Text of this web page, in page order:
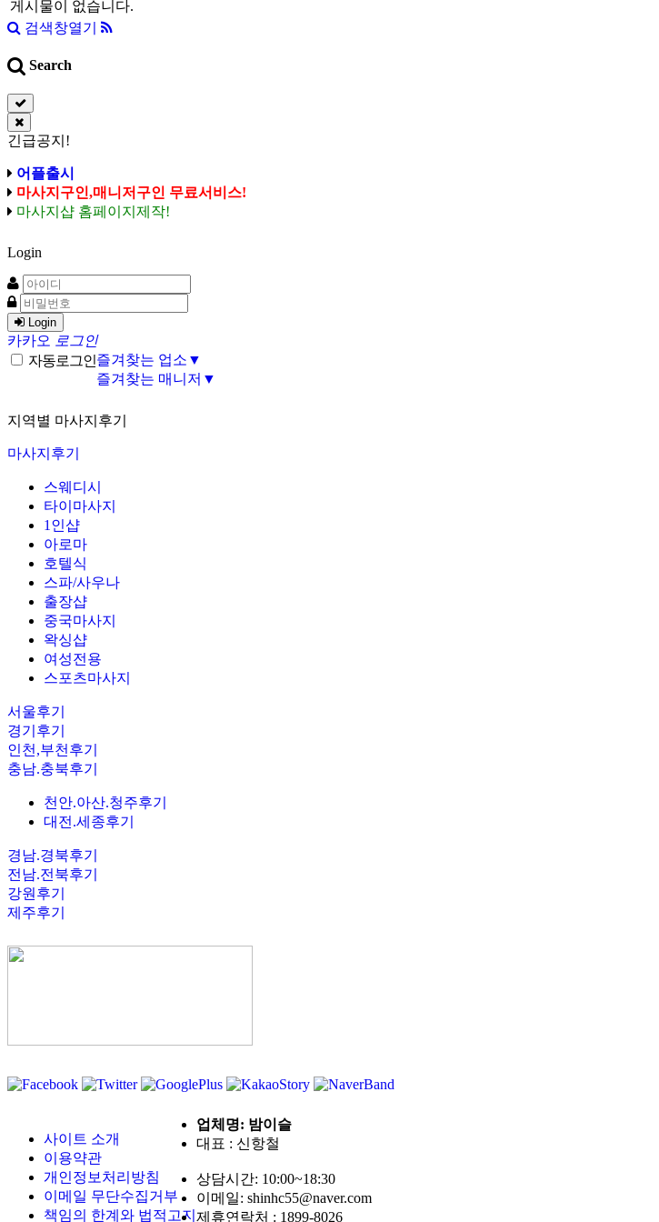
게시물이 없습니다.
검색창열기
Search
긴급공지!
어플출시
마사지구인,매니저구인 무료서비스!
마사지샵 홈페이지제작!
Login
Login
카카오 로그인
자동로그인즐겨찾는 업소▼
즐겨찾는 매니저▼
지역별 마사지후기
마사지후기
스웨디시
타이마사지
1인샵
아로마
호텔식
스파/사우나
출장샵
중국마사지
왁싱샵
여성전용
스포츠마사지
서울후기
경기후기
인천,부천후기
충남.충북후기
천안.아산.청주후기
대전.세종후기
경남.경북후기
전남.전북후기
강원후기
제주후기
사이트 소개
이용약관
개인정보처리방침
이메일 무단수집거부
책임의 한계와 법적고지
업체명: 밤이슬
대표 : 신항철
상담시간: 10:00~18:30
이메일: shinhc55@naver.com
제휴연락처 : 1899-8026